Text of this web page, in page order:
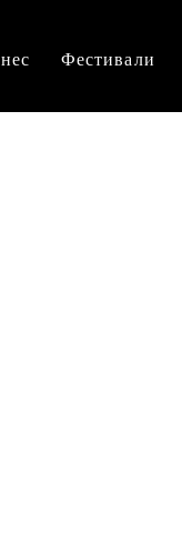
Фестивали